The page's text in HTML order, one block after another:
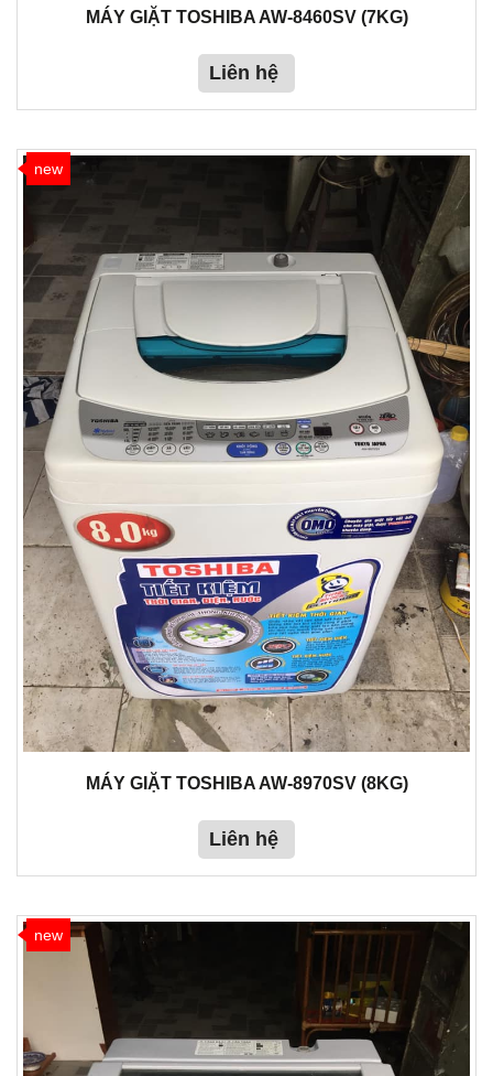
MÁY GIẶT TOSHIBA AW-8460SV (7KG)
Liên hệ
new
MÁY GIẶT TOSHIBA AW-8970SV (8KG)
Liên hệ
new